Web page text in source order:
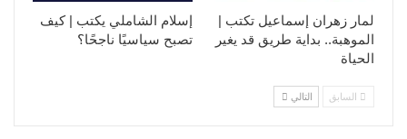
إسلام الشاملي يكتب | كيف
تصبح سياسيًا ناجحًا؟
لمار زهران إسماعيل تكتب |
الموهبة.. بداية طريق قد يغير
الحياة
السابق التالي